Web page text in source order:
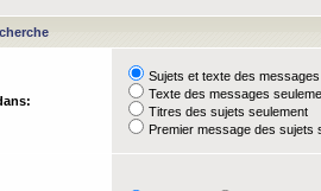
Sujets et texte des messages
Texte des messages
Titres des sujets seulement
Premier message des sujets